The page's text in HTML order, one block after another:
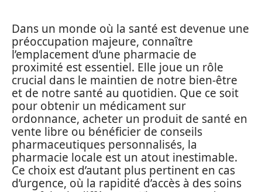
Dans un monde où la santé est devenue une
préoccupation majeure, connaître
l’emplacement d’une pharmacie de
proximité est essentiel. Elle joue un rôle
crucial dans le maintien de notre bien-être
et de notre santé au quotidien. Que ce soit
pour obtenir un médicament sur
ordonnance, acheter un produit de santé en
vente libre ou bénéficier de conseils
pharmaceutiques personnalisés, la
pharmacie locale est un atout inestimable.
Ce choix est d’autant plus pertinent en cas
d’urgence, où la rapidité d’accès à des soins